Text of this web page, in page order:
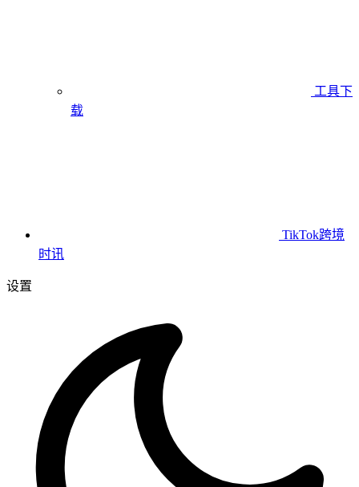
工具下
载
TikTok跨境
时讯
设置